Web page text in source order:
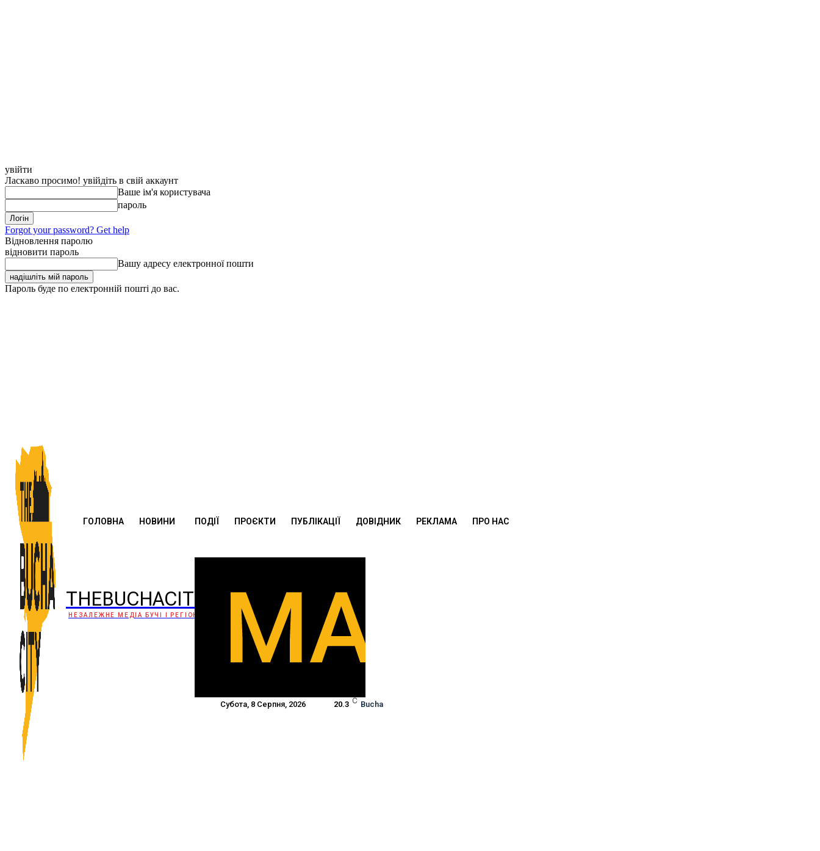
увійти
Ласкаво просимо! увійдіть в свій аккаунт
Ваше ім'я користувача
пароль
Forgot your password? Get help
Відновлення паролю
відновити пароль
Вашу адресу електронної пошти
Пароль буде по електронній пошті до вас.
THEBUCHACITY
НЕЗАЛЕЖНЕ МЕДІА БУЧІ І РЕГІОНУ
ГОЛОВНА НОВИНИ ПОДІЇ ПРОЄКТИ ПУБЛІКАЦІЇ ДОВІДНИК РЕКЛАМА ПРО НАС
Субота, 8 Серпня, 2026 20.3 C Bucha